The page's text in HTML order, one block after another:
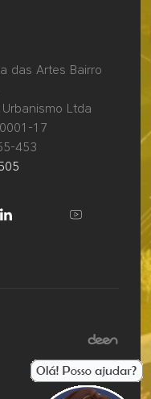
das Artes Bairro
Ltda
17
453